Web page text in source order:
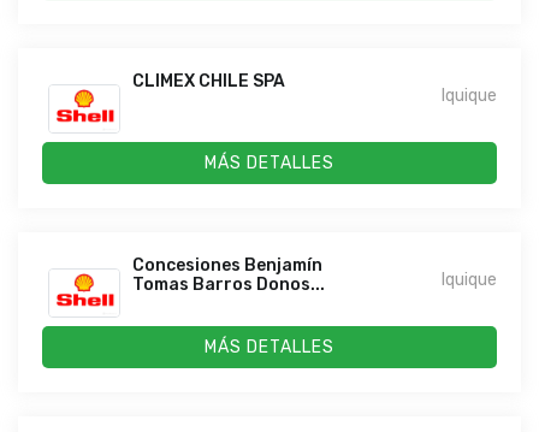
CLIMEX CHILE SPA
Iquique
MÁS DETALLES
Concesiones Benjamín
Tomas Barros Donos...
Iquique
MÁS DETALLES